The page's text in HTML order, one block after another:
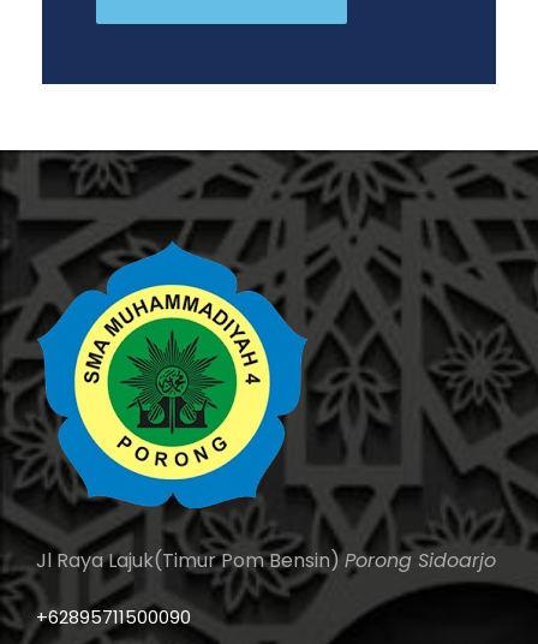
Jl Raya Lajuk(Timur Pom Bensin)Porong Sidoarjo
+62895711500090